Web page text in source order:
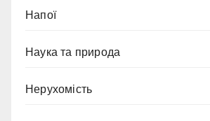
Напої
Наука та природа
Нерухомість